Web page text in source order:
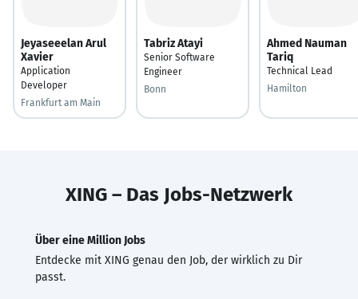
Jeyaseeelan Arul
Xavier
Application
Developer
Frankfurt am Main
Tabriz Atayi
Senior Software
Engineer
Bonn
Ahmed Nauman
Tariq
Technical Lead
Hamilton
XING – Das Jobs-Netzwerk
Über eine Million Jobs
Entdecke mit XING genau den Job, der wirklich zu Dir
passt.